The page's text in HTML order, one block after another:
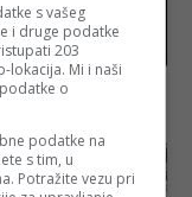
sankcija
s vašeg
i druge podatke
203
lokacija. Mi i naši
o
podatke na
s tim, u
Potražite vezu pri